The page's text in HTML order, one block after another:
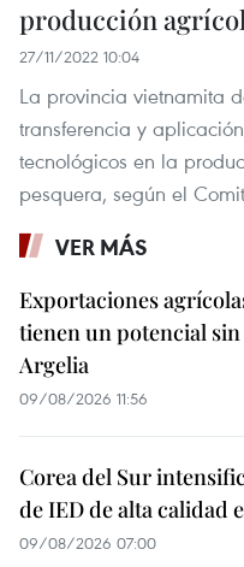
producción
27/11/2022 10:04
La provincia vietnamita
transferencia y
tecnológicos en la
pesquera, según el
VER MÁS
Exportaciones
tienen un potencial
Argelia
09/08/2026 11:56
Corea del Sur
de IED de alta calidad
09/08/2026 07:00